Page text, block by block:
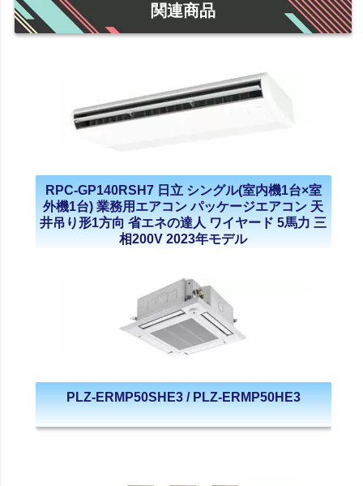
関連商品
RPC-GP140RSH7 日立 シングル(室内機1台×室
外機1台) 業務用エアコン パッケージエアコン 天
井吊り形1方向 省エネの達人 ワイヤード 5馬力 三
相200V 2023年モデル
PLZ-ERMP50SHE3 / PLZ-ERMP50HE3